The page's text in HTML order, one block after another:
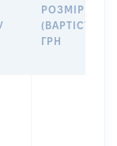
РОЗМІР
(ВАРТІСТЬ),
ГРН